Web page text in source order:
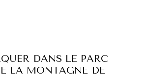
DANS LE PARC
LA MONTAGNE DE